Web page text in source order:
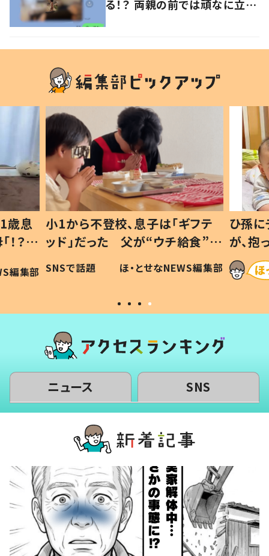
る！？ 両親の前では頑なに立た
歳息
？」
編集部
小1から不登校、息子は「ギフテ
ッド」だった 父が“ウチ給食”を
作り続ける理由とは #令和の親
#令和の子
SNSで話題 ほ・とせなNEWS編集部
ひ孫
が、
「涙が
い」
ニュース SNS